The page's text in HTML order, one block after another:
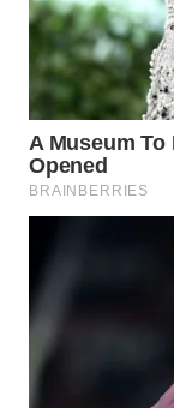
WN
KARO
WN
SIMALUNGUN